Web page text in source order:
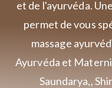
et de l'ayurvéda.
permet de vous
massage
Ayurvéda et
Saundarya,,